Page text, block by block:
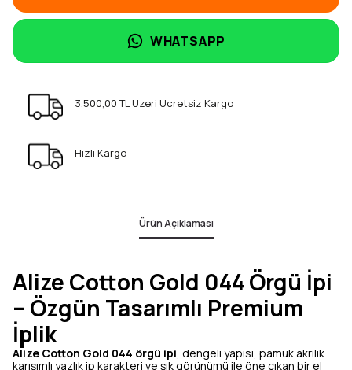
WHATSAPP
3.500,00 TL Üzeri Ücretsiz Kargo
Hızlı Kargo
Ürün Açıklaması
Alize Cotton Gold 044 Örgü İpi
– Özgün Tasarımlı Premium
İplik
Alize Cotton Gold 044 örgü ipi, dengeli yapısı, pamuk akrilik
karışımlı yazlık ip karakteri ve şık görünümü ile öne çıkan bir el